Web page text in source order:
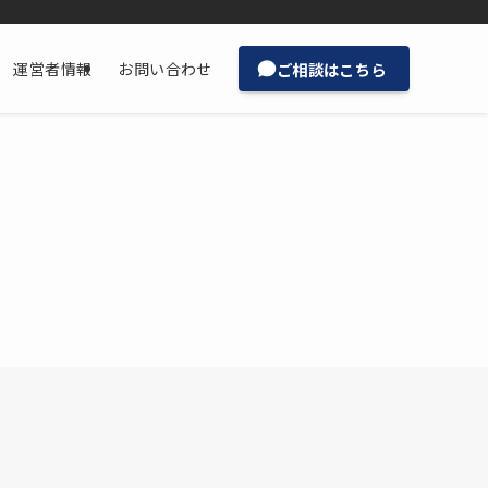
運営者情報 お問い合わせ ご相談はこちら